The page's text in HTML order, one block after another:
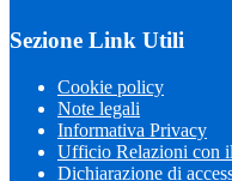
Sezione Link Utili
Cookie policy
Note legali
Informativa Privacy
Ufficio Relazioni con
Dichiarazione di